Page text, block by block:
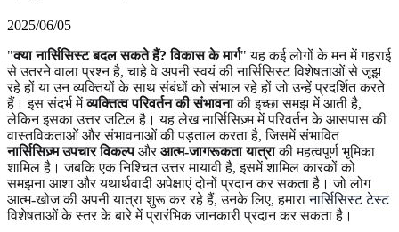
2025/06/05
"क्या नार्सिसिस्ट बदल सकते हैं? विकास के मार्ग" यह कई लोगों के मन में गहराई
से उतरने वाला प्रश्न है, चाहे वे अपनी स्वयं की नार्सिसिस्ट विशेषताओं से जूझ
रहे हों या उन व्यक्तियों के साथ संबंधों को संभाल रहे हों जो उन्हें प्रदर्शित करते
हैं। इस संदर्भ मेंव्यक्तित्व परिवर्तन की संभावनाकी इच्छा समझ में आती है,
लेकिन इसका उत्तर जटिल है। यह लेख नार्सिसिज़्म में परिवर्तन के आसपास की
वास्तविकताओं और संभावनाओं की पड़ताल करता है, जिसमें संभावित
नार्सिसिज़्म उपचार विकल्पऔरआत्म-जागरूकता यात्राकी महत्वपूर्ण भूमिका
शामिल है। जबकि एक निश्चित उत्तर मायावी है, इसमें शामिल कारकों को
समझना आशा और यथार्थवादी अपेक्षाएं दोनों प्रदान कर सकता है। जो लोग
आत्म-खोज की अपनी यात्रा शुरू कर रहे हैं, उनके लिए, हमारानार्सिसिस्ट टेस्ट
विशेषताओं के स्तर के बारे में प्रारंभिक जानकारी प्रदान कर सकता है।